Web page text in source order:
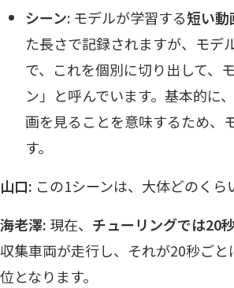
シーン: モデルが学習する短い動
た長さで記録されますが、モデ
で、これを個別に切り出して、
ン」と呼んでいます。基本的に
画を見ることを意味するため、
す。
山口: この1シーンは、大体どのく
海老澤: 現在、 チューリングでは20
収集車両が走行し、それが20秒ご
位となります。